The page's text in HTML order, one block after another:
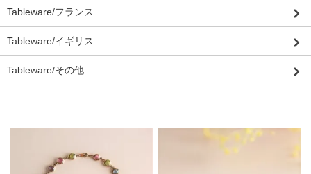
Tableware/フランス
Tableware/イギリス
Tableware/その他